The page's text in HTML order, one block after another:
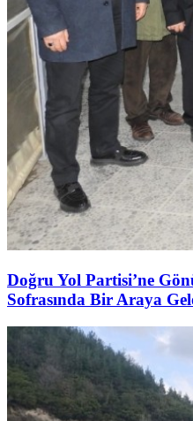
Doğru Yol Partisi’ne
Sofrasında Bir Araya